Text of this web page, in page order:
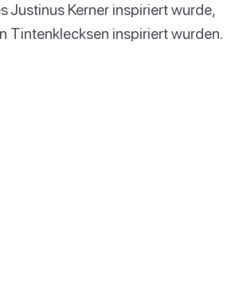
Justinus Kerner inspiriert wurde,
Tintenklecksen inspiriert wurden.